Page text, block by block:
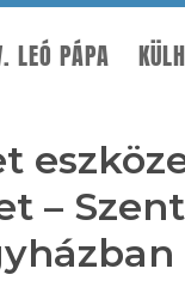
LEÓ PÁPA
–